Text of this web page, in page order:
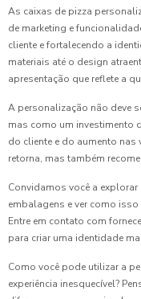
As caixas de pizza
de marketing e
cliente e fortalecendo a
materiais até o design
apresentação que reflete a
A personalização não deve
mas como um investimento
do cliente e do aumento
retorna, mas também
Convidamos você a
embalagens e ver como
Entre em contato com
para criar uma identidade
Como você pode utilizar a
experiência inesquecível?